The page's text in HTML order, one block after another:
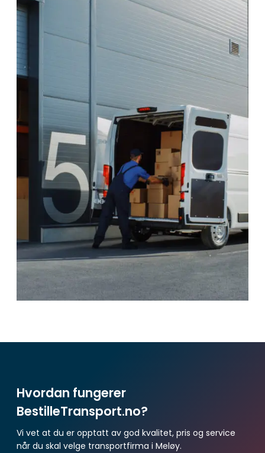
Hvordan fungerer
BestilleTransport.no?
Vi vet at du er opptatt av god kvalitet, pris og service
når du skal velge transportfirma i Meløy.